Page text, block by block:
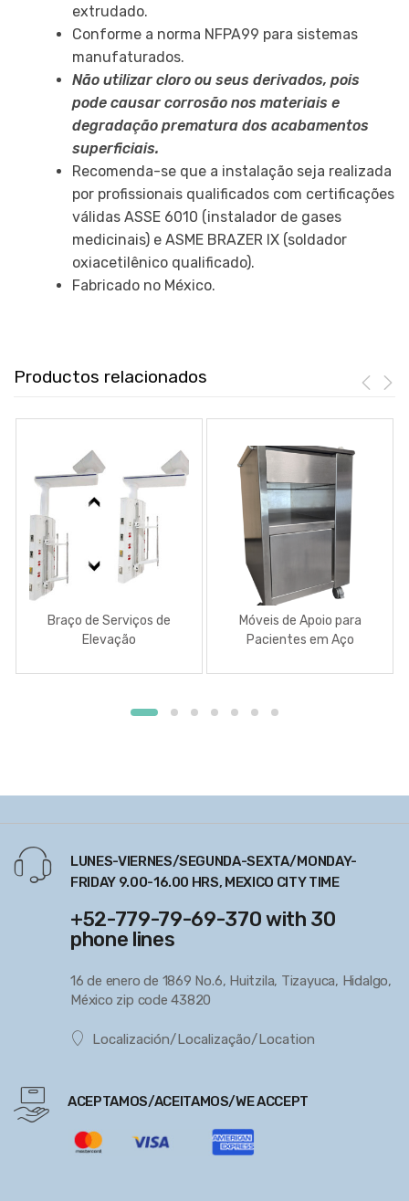
extrudado.
Conforme a norma NFPA99 para sistemas
manufaturados.
Não utilizar cloro ou seus derivados, pois
pode causar corrosão nos materiais e
degradação prematura dos acabamentos
superficiais.
Recomenda-se que a instalação seja realizada
por profissionais qualificados com certificações
válidas ASSE 6010 (instalador de gases
medicinais) e ASME BRAZER IX (soldador
oxiacetilênico qualificado).
Fabricado no México.
Productos relacionados
Braço de Serviços de
Elevação
Móveis de Apoio para
Pacientes em Aço
LUNES-VIERNES/SEGUNDA-SEXTA/MONDAY-
FRIDAY 9.00-16.00 HRS, MEXICO CITY TIME
+52-779-79-69-370 with 30
phone lines
16 de enero de 1869 No.6, Huitzila, Tizayuca, Hidalgo,
México zip code 43820
Localización/Localização/Location
ACEPTAMOS/ACEITAMOS/WE ACCEPT